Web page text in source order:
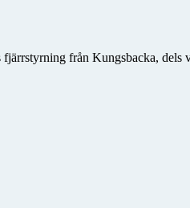
från Kungsbacka, dels